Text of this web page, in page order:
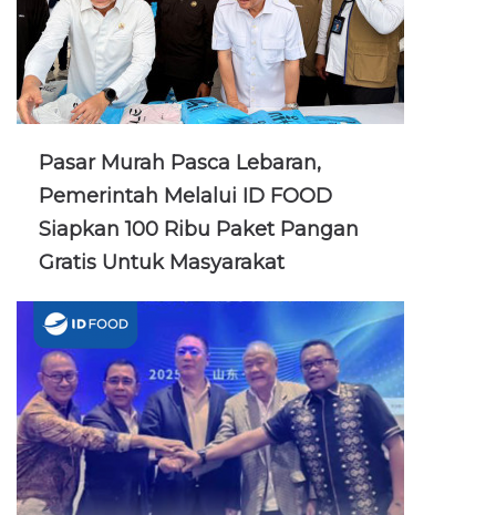
Pasar Murah Pasca Lebaran,
Pemerintah Melalui ID FOOD
Siapkan 100 Ribu Paket Pangan
Gratis Untuk Masyarakat